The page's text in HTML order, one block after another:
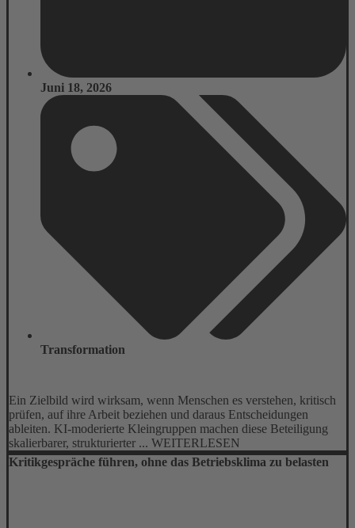
Juni 18, 2026
Transformation
Ein Zielbild wird wirksam, wenn Menschen es verstehen, kritisch
prüfen, auf ihre Arbeit beziehen und daraus Entscheidungen
ableiten. KI-moderierte Kleingruppen machen diese Beteiligung
skalierbarer, strukturierter ... WEITERLESEN
Kritikgespräche führen, ohne das Betriebsklima zu belasten